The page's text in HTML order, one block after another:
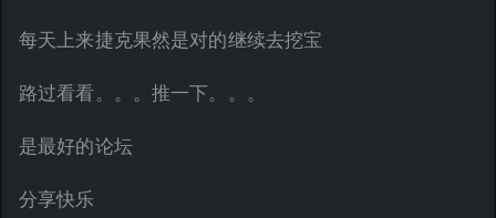
每天上来捷克果然是对的继续去挖宝
路过看看。。。推一下。。。
是最好的论坛
分享快乐